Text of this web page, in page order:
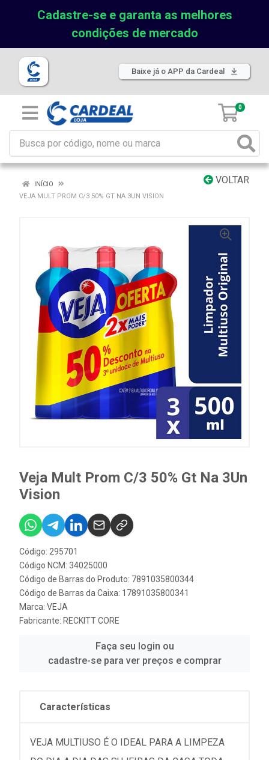
Cadastre-se e garanta as melhores
condições de mercado
Baixe já o APP da Cardeal
0
VOLTAR
INÍCIO
VEJA MULT PROM C/3 50% GT NA 3UN VISION
Veja Mult Prom C/3 50% Gt Na 3Un
Vision
Código: 295701
Código NCM: 34025000
Código de Barras do Produto: 7891035800344
Código de Barras da Caixa: 17891035800341
Marca: VEJA
Fabricante: RECKITT CORE
Faça seu login ou
cadastre-se para ver preços e comprar
Características
VEJA MULTIUSO É O IDEAL PARA A LIMPEZA